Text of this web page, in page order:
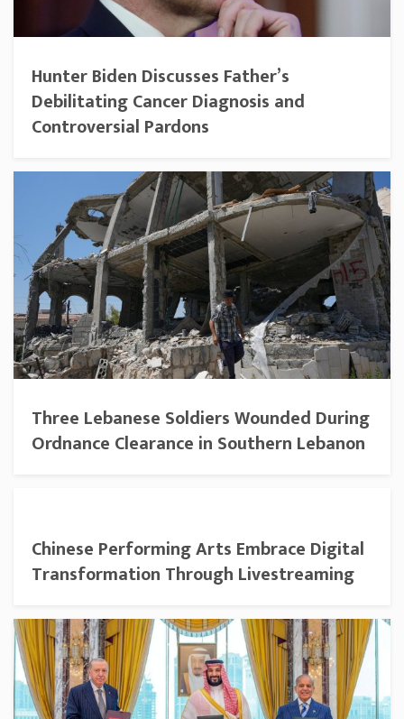
Hunter Biden Discusses Father’s
Debilitating Cancer Diagnosis and
Controversial Pardons
Three Lebanese Soldiers Wounded During
Ordnance Clearance in Southern Lebanon
Chinese Performing Arts Embrace Digital
Transformation Through Livestreaming